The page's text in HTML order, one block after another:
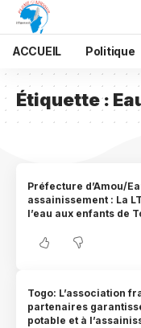
ACCUEIL Politique
Étiquette :
Préfecture d’Amou/
assainissement : La
l’eau aux enfants de
Togo: L’association
partenaires
potable et à